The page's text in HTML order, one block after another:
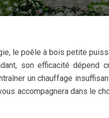
le poêle à bois petite
son efficacité dépend
un chauffage
accompagnera dans le